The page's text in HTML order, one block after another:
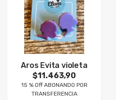
Aros Evita violeta
$11.463,90
15 % Off ABONANDO POR
TRANSFERENCIA